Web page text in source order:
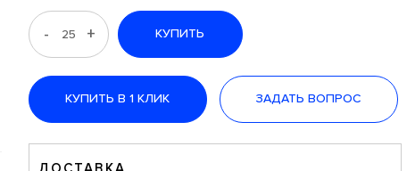
- + КУПИТЬ
КУПИТЬ В 1 КЛИК ЗАДАТЬ ВОПРОС